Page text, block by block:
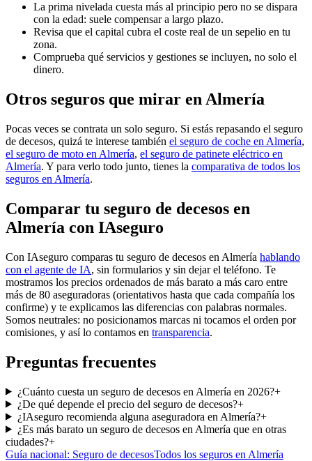
La prima nivelada cuesta más al principio pero no se dispara
con la edad: suele compensar a largo plazo.
Revisa que el capital cubra el coste real de un sepelio en tu
zona.
Comprueba qué servicios y gestiones se incluyen, no solo el
dinero.
Otros seguros que mirar en Almería
Pocas veces se contrata un solo seguro. Si estás repasando el seguro
de decesos, quizá te interese también el seguro de coche en Almería,
el seguro de moto en Almería, el seguro de patinete eléctrico en
Almería. Y para verlo todo junto, tienes la comparativa de todos los
seguros en Almería.
Comparar tu seguro de decesos en
Almería con IAseguro
Con IAseguro comparas tu seguro de decesos en Almería hablando
con el agente de IA, sin formularios y sin dejar el teléfono. Te
mostramos los precios ordenados de más barato a más caro entre
más de 80 aseguradoras (orientativos hasta que cada compañía los
confirme) y te explicamos las diferencias con palabras normales.
Somos neutrales: no posicionamos marcas ni tocamos el orden por
comisiones, y así lo contamos en transparencia.
Preguntas frecuentes
¿Cuánto cuesta un seguro de decesos en Almería en 2026?+
¿De qué depende el precio del seguro de decesos?+
¿IAseguro recomienda alguna aseguradora en Almería?+
¿Es más barato un seguro de decesos en Almería que en otras
ciudades?+
Guía nacional: Seguro de decesosTodos los seguros en Almería